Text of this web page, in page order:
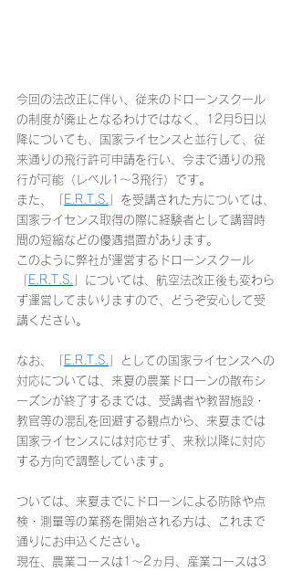
今回の法改正に伴い、従来のドローンスクール
の制度が廃止となるわけではなく、12月5日以
降についても、国家ライセンスと並行して、従
来通りの飛行許可申請を行い、今まで通りの飛
行が可能（レベル1～3飛行）です。
また、「
E.R.T.S. 」を受講された方については、
国家ライセンス取得の際に経験者として講習時
間の短縮などの優遇措置があります。
このように弊社が運営するドローンスクール
E.R.T.S. 」については、航空法改正後も変わら
ず運営してまいりますので、どうぞ安心して受
講ください。
なお、「 E.R.T.S. 」としての国家ライセンスへの
対応については、来夏の農業ドローンの散布シ
ーズンが終了するまでは、受講者や教習施設・
教官等の混乱を回避する観点から、来夏までは
国家ライセンスには対応せず、来秋以降に対応
する方向で調整しています。
ついては、来夏までにドローンによる防除や点
検・測量等の業務を開始される方は、これまで
通りにお申込ください。
現在、農業コースは1～2ヵ月、産業コースは3